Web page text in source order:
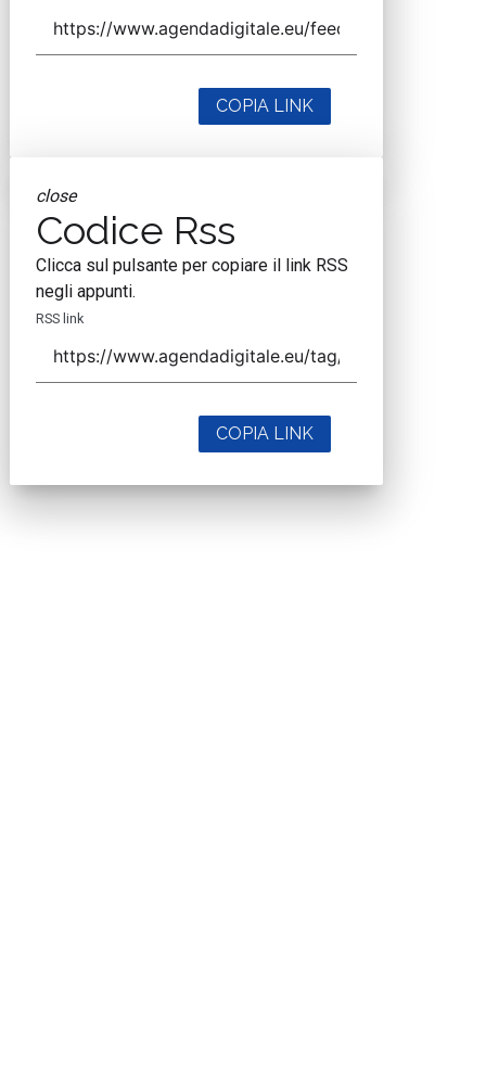
COPIA LINK
close
Codice Rss
Clicca sul pulsante per copiare il link RSS
negli appunti.
RSS link
COPIA LINK